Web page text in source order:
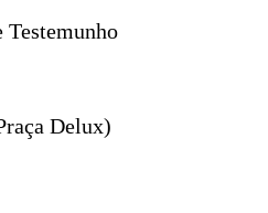
Testemunho
Delux)